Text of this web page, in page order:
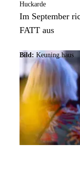
Huckarde
Im September
FATT aus
Bild: Keuning.haus